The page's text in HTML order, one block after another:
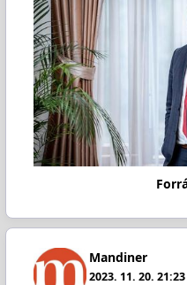
Mandiner
2023. 11. 20. 21:23